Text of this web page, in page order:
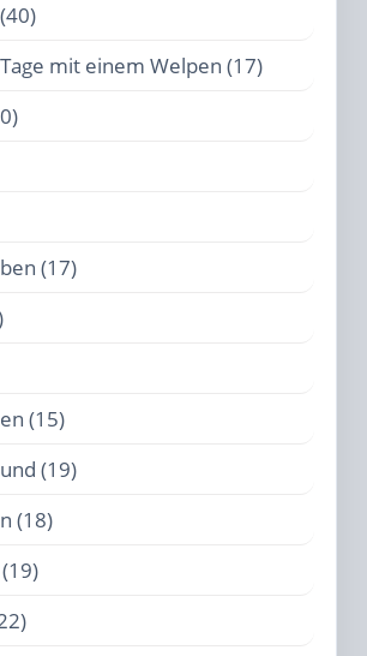
mit einem Welpen (17)
(17)
(15)
(19)
(18)